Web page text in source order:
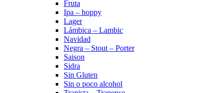
Fruta
Ipa – hoppy
Lager
Lámbica – Lambic
Navidad
Negra – Stout – Porter
Saison
Sidra
Sin Gluten
Sin o poco alcohol